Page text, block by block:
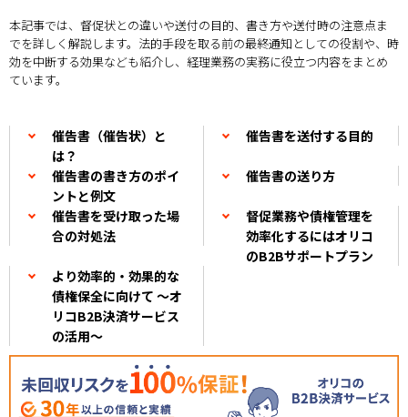
本記事では、督促状との違いや送付の目的、書き方や送付時の注意点ま
でを詳しく解説します。法的手段を取る前の最終通知としての役割や、時
効を中断する効果なども紹介し、経理業務の実務に役立つ内容をまとめ
ています。
催告書（催告状）と
は？
催告書を送付する目的
催告書の書き方のポイ
ントと例文
催告書の送り方
催告書を受け取った場
合の対処法
督促業務や債権管理を
効率化するにはオリコ
のB2Bサポートプラン
より効率的・効果的な
債権保全に向けて ～オ
リコB2B決済サービス
の活用～